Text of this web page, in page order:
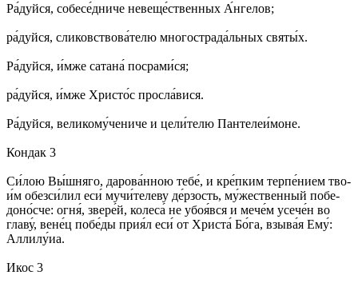
Ра́­дуй­ся, со­бе­се́д­ни­че не­ве­ще́ст­вен­ных А́н­ге­лов;
ра́­дуй­ся, сли­ков­ство­ва́­те­лю мно­го­стра­да́ль­ных свя­ты́х.
Ра́­дуй­ся, и́м­же са­та­на́ по­сра­ми́­ся;
ра́­дуй­ся, и́м­же Хрис­то́с про­сла́­ви­ся.
Ра́­дуй­ся, ве­ли­ко­му́­че­ни­че и це­ли́­те­лю Пан­те­леи́­мо­не.
Кондак 3
Си́­лою Вы́ш­ня­го, да­ро­ва́н­ною те­бе́, и кре́п­ким тер­пе́­ни­ем тво­
и́м обез­си́­лил еси́ му­чи́­те­ле­ву де́р­зость, му́­же­ствен­ный по­бе­
до­но́с­че: ог­ня́, зве­ре́й, ко­ле­са́ не убо­я́в­ся и ме­че́м усе­че́н во
гла­ву́, ве­не́ц по­бе́­ды при­я́л еси́ от Хри­ста́ Бо́­га, взы­ва́я Ему́:
Алли­лу́иа.
Икос 3